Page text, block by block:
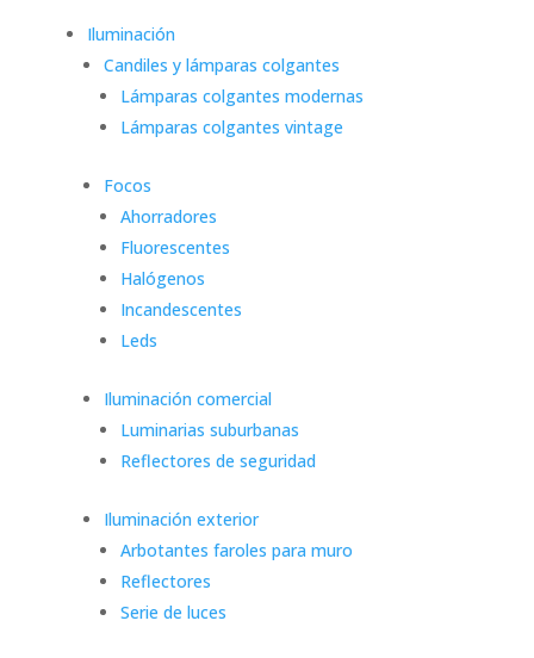
Iluminación
Candiles y lámparas colgantes
Lámparas colgantes modernas
Lámparas colgantes vintage
Focos
Ahorradores
Fluorescentes
Halógenos
Incandescentes
Leds
Iluminación comercial
Luminarias suburbanas
Reflectores de seguridad
Iluminación exterior
Arbotantes faroles para muro
Reflectores
Serie de luces